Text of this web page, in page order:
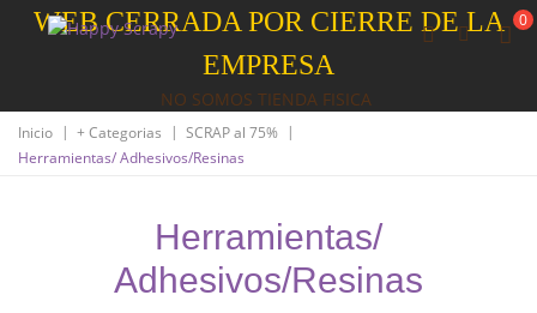
WEB CERRADA POR CIERRE DE LA
EMPRESA
NO SOMOS TIENDA FISICA
0
Inicio | + Categorias | SCRAP al 75% |
Herramientas/ Adhesivos/Resinas
Herramientas/
Adhesivos/Resinas